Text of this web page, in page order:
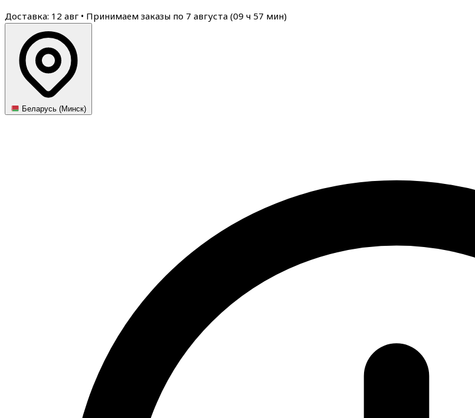
Доставка: 12 авг • Принимаем заказы по 7 августа (09 ч 57 мин)
Беларусь (Минск)